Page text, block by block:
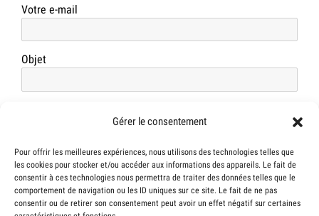
Gérer le consentement
Pour offrir les meilleures expériences, nous utilisons des technologies telles que
les cookies pour stocker et/ou accéder aux informations des appareils. Le fait de
consentir à ces technologies nous permettra de traiter des données telles que le
comportement de navigation ou les ID uniques sur ce site. Le fait de ne pas
consentir ou de retirer son consentement peut avoir un effet négatif sur certaines
Votre e-mail
Objet